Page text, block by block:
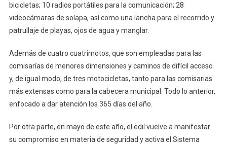
bicicletas; 10 radios portátiles para la comunicación; 28
videocámaras de solapa, así como una lancha para el recorrido y
patrullaje de playas, ojos de agua y manglar.
Además de cuatro cuatrimotos, que son empleadas para las
comisarías de menores dimensiones y caminos de difícil acceso
y, de igual modo, de tres motocicletas, tanto para las comisarias
más extensas como para la cabecera municipal. Todo lo anterior,
enfocado a dar atención los 365 días del año.
Por otra parte, en mayo de este año, el edil vuelve a manifestar
su compromiso en materia de seguridad y activa el Sistema